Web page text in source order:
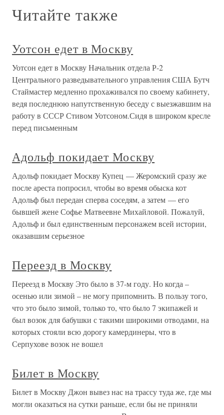
Читайте также
Уотсон едет в Москву
Уотсон едет в Москву Начальник отдела Р-2
Центрального разведывательного управления США Бутч
Стаймастер медленно прохаживался по своему кабинету,
ведя последнюю напутственную беседу с выезжавшим на
работу в СССР Стивом Уотсоном.Сидя в широком кресле
перед письменным
Адольф покидает Москву
Адольф покидает Москву Купец — Жеромский сразу же
после ареста попросил, чтобы во время обыска кот
Адольф был передан сперва соседям, а затем — его
бывшей жене Софье Матвеевне Михайловой. Пожалуй,
Адольф и был единственным персонажем всей истории,
оказавшим серьезное
Переезд в Москву
Переезд в Москву Это было в 37-м году. Но когда –
осенью или зимой – не могу припомнить. В пользу того,
что это было зимой, только то, что было 7 экипажей и
был возок для бабушки с такими широкими отводами, на
которых стояли всю дорогу камердинеры, что в
Серпухове возок не вошел
Билет в Москву
Билет в Москву Джон вывез нас на трассу туда же, где мы
могли оказаться на сутки раньше, если бы не приняли